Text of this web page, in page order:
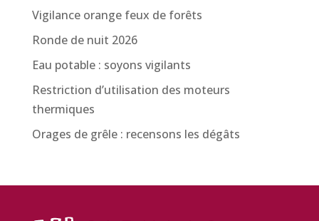
Vigilance orange feux de forêts
Ronde de nuit 2026
Eau potable : soyons vigilants
Restriction d’utilisation des moteurs
thermiques
Orages de grêle : recensons les dégâts